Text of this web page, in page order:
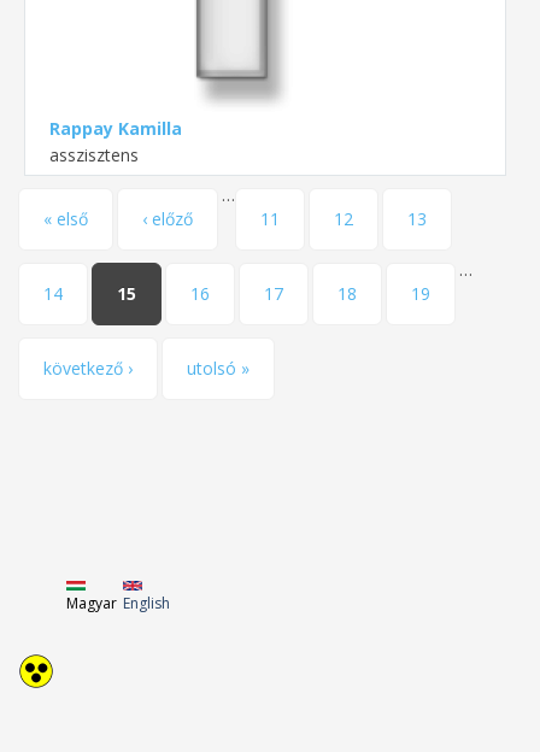
Rappay Kamilla
asszisztens
Oldalak
« első ‹ előző
…
11
12 13
14 15 16 17 18 19
…
következő › utolsó »
Magyar English